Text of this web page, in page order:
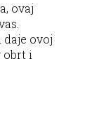
ovaj
ovoj
i